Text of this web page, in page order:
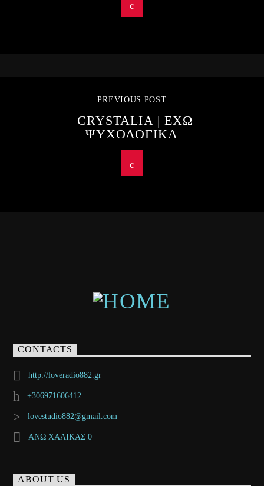
PREVIOUS POST
CRYSTALIA | ΕΧΩ
ΨΥΧΟΛΟΓΙΚΑ
CONTACTS
http://loveradio882.gr
+306971606412
lovestudio882@gmail.com
ΑΝΩ ΧΑΛΙΚΑΣ 0
ABOUT US